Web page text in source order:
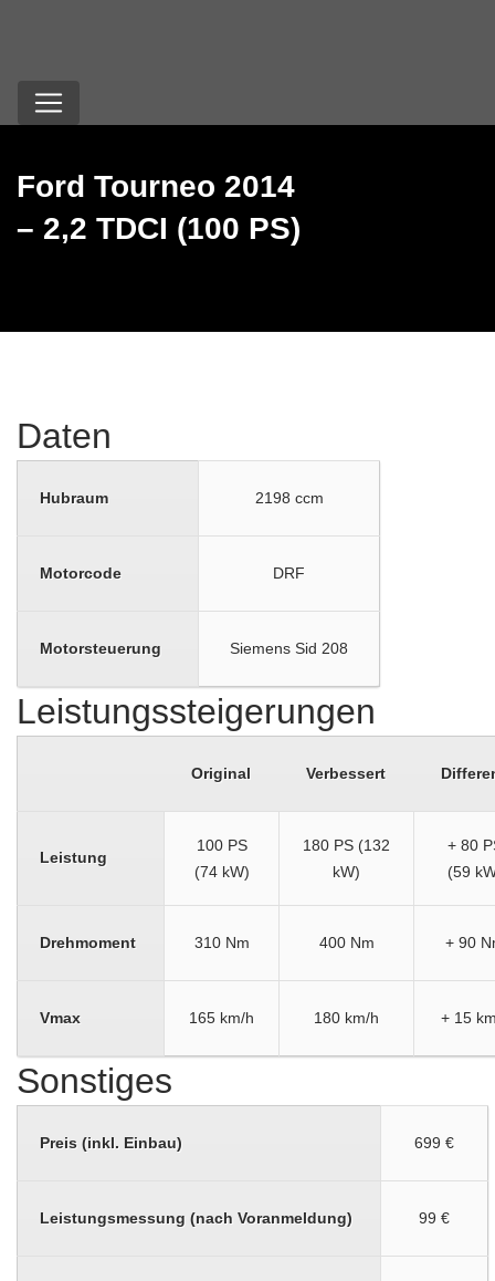
Ford Tourneo 2014
– 2,2 TDCI (100 PS)
Daten
Hubraum 2198 ccm
Motorcode DRF
Motorsteuerung Siemens Sid 208
Leistungssteigerungen
Original Verbessert
Leistung
100 PS
(74 kW)
180 PS (132
kW)
+ 80
(59
Drehmoment 310 Nm 400 Nm + 90
Vmax 165 km/h 180 km/h + 15
Sonstiges
Preis (inkl. Einbau) 699 €
Leistungsmessung (nach Voranmeldung) 99 €